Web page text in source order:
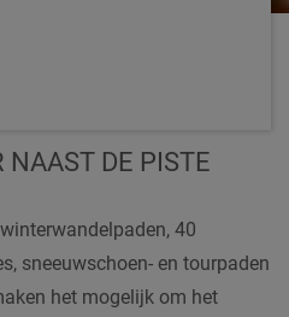
NAAST DE PISTE
40
sneeuwschoen- en tourpaden
het mogelijk om het